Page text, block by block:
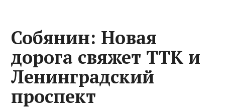
Собянин: Новая
дорога свяжет ТТК и
Ленинградский
проспект